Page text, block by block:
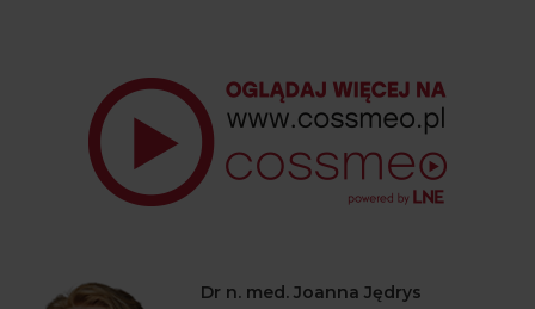
Dr n. med. Joanna Jędrys